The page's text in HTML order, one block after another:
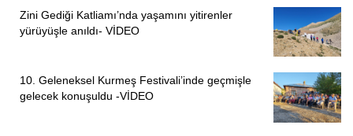
infazı 2 kez ertelenen ve İnsan Hakları Derneği’nin (İHD)
hasta mahpuslar listesinde yer alan Muhlise Karagüzel,
Muş Savcılığı’nın hakkında yakalama kararı çıkarması
ardından Diyarbakır’da oğlunun evinde gözaltına alınarak,
adliyeye getirildi. Buradaki işlemlerin ardından Karagüzel
kalan 1 yıla yakın cezasının infazı gerekçesiyle Diyarbakır
Zini Gediği Katliamı’nda yaşamını yitirenler
yürüyüşle anıldı- VİDEO
10. Geleneksel Kurmeş Festivali’inde geçmişle
gelecek konuşuldu -VİDEO